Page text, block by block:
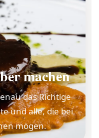
machen
das Richtige
und alle, die bei
mögen.